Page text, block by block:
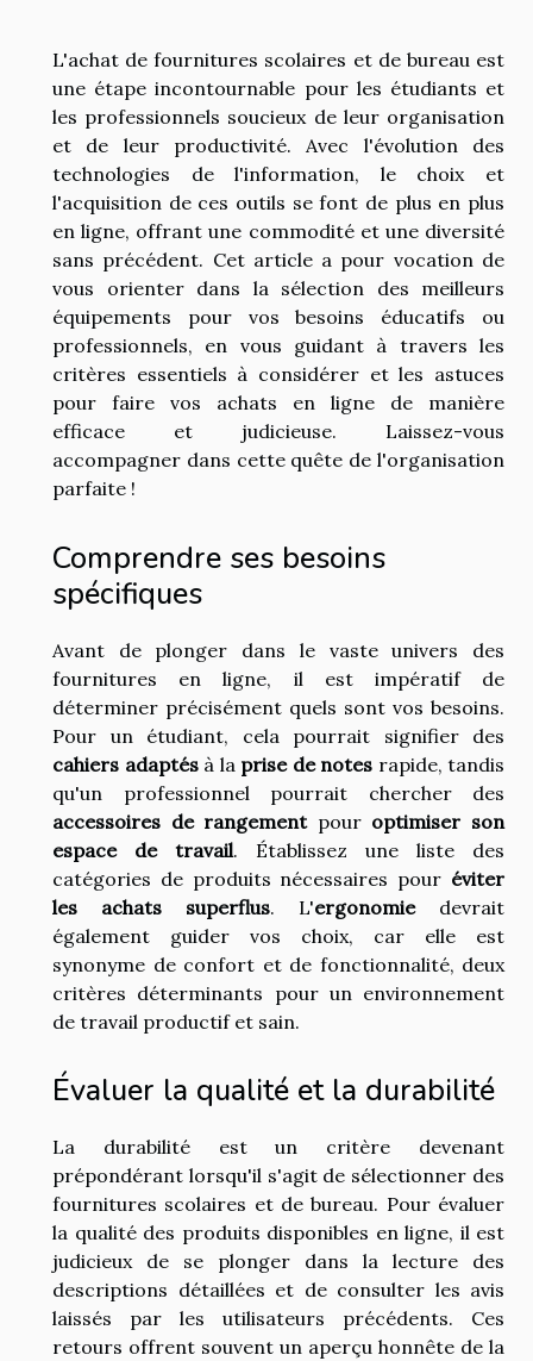
L'achat de fournitures scolaires et de bureau est
une étape incontournable pour les étudiants et
les professionnels soucieux de leur organisation
et de leur productivité. Avec l'évolution des
technologies de l'information, le choix et
l'acquisition de ces outils se font de plus en plus
en ligne, offrant une commodité et une diversité
sans précédent. Cet article a pour vocation de
vous orienter dans la sélection des meilleurs
équipements pour vos besoins éducatifs ou
professionnels, en vous guidant à travers les
critères essentiels à considérer et les astuces
pour faire vos achats en ligne de manière
efficace et judicieuse. Laissez-vous
accompagner dans cette quête de l'organisation
parfaite !
Comprendre ses besoins
spécifiques
Avant de plonger dans le vaste univers des
fournitures en ligne, il est impératif de
déterminer précisément quels sont vos besoins.
Pour un étudiant, cela pourrait signifier des
cahiers adaptésà la prise de notes rapide, tandis
qu'un professionnel pourrait chercher des
accessoires de rangementpour optimiser son
espace de travail. Établissez une liste des
catégories de produits nécessaires pour éviter
les achats superflus. L'ergonomiedevrait
également guider vos choix, car elle est
synonyme de confort et de fonctionnalité, deux
critères déterminants pour un environnement
de travail productif et sain.
Évaluer la qualité et la durabilité
La durabilité est un critère devenant
prépondérant lorsqu'il s'agit de sélectionner des
fournitures scolaires et de bureau. Pour évaluer
la qualité des produits disponibles en ligne, il est
judicieux de se plonger dans la lecture des
descriptions détaillées et de consulter les avis
laissés par les utilisateurs précédents. Ces
retours offrent souvent un aperçu honnête de la